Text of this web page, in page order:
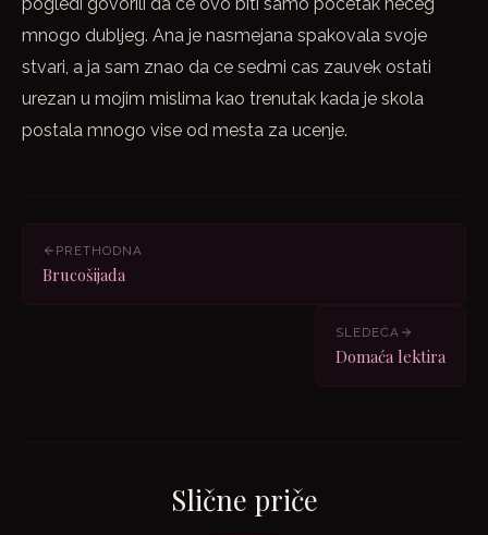
mnogo dubljeg. Ana je nasmejana spakovala svoje
stvari, a ja sam znao da ce sedmi cas zauvek ostati
urezan u mojim mislima kao trenutak kada je skola
postala mnogo vise od mesta za ucenje.
PRETHODNA
Brucošijada
SLEDEĆA
Domaća lektira
Slične priče